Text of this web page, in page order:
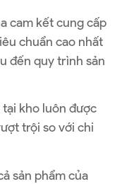
cam kết cung cấp
chuẩn cao nhất
đến quy trình sản
tại kho luôn được
trội so với chi
sản phẩm của